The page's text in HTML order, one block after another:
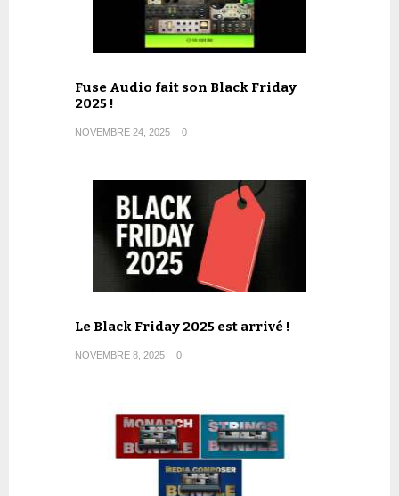
Fuse Audio fait son Black Friday
2025 !
NOVEMBRE 24, 2025 0
Le Black Friday 2025 est arrivé !
NOVEMBRE 8, 2025 0